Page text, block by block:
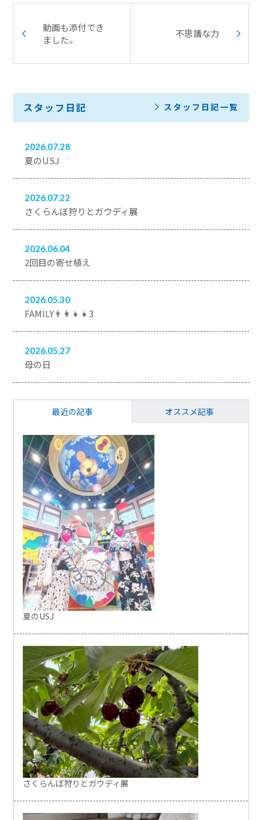
動画も添付でき
ました。
不思議な力
スタッフ日記 スタッフ日記一覧
2026.07.28
夏のUSJ
2026.07.22
さくらんぼ狩りとガウディ展
2026.06.04
2回目の寄せ植え
2026.05.30
FAMILY👨‍👩‍👧‍👧3
2026.05.27
母の日
最近の記事 オススメ記事
夏のUSJ
さくらんぼ狩りとガウディ展